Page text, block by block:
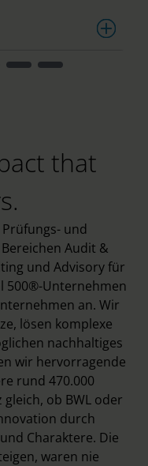
that
und
Audit &
und Advisory für
500®-Unternehmen
an. Wir
lösen komplexe
nachhaltiges
wir hervorragende
rund 470.000
ob BWL oder
durch
Charaktere. Die
waren nie